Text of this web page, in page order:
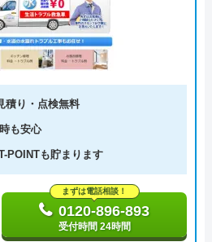
積り・点検無料
も安心
POINTも貯まります
まずは電話相談！
0120-896-893
受付時間 24時間